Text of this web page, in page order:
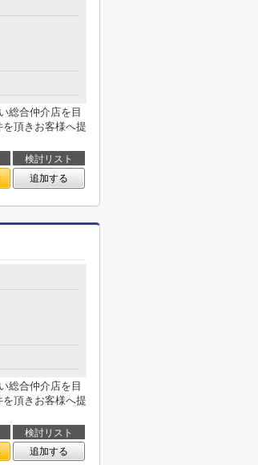
総合仲介店を目
頂きお客様へ提
検討リスト
追加する
総合仲介店を目
頂きお客様へ提
検討リスト
追加する